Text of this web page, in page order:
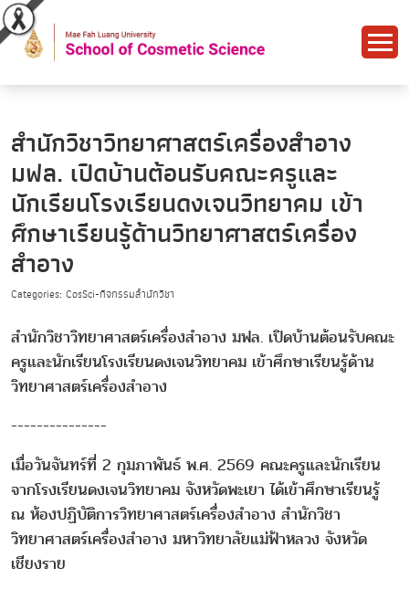
สำนักวิชาวิทยาศาสตร์เครื่องสำอาง
มฟล. เปิดบ้านต้อนรับคณะครูและ
นักเรียนโรงเรียนดงเจนวิทยาคม เข้า
ศึกษาเรียนรู้ด้านวิทยาศาสตร์เครื่อง
สำอาง
Categories: CosSci-กิจกรรมสำนักวิชา
สำนักวิชาวิทยาศาสตร์เครื่องสำอาง มฟล. เปิดบ้านต้อนรับคณะ
ครูและนักเรียนโรงเรียนดงเจนวิทยาคม เข้าศึกษาเรียนรู้ด้าน
วิทยาศาสตร์เครื่องสำอาง
---------------
เมื่อวันจันทร์ที่ 2 กุมภาพันธ์ พ.ศ. 2569 คณะครูและนักเรียน
จากโรงเรียนดงเจนวิทยาคม จังหวัดพะเยา ได้เข้าศึกษาเรียนรู้
ณ ห้องปฏิบัติการวิทยาศาสตร์เครื่องสำอาง สำนักวิชา
วิทยาศาสตร์เครื่องสำอาง มหาวิทยาลัยแม่ฟ้าหลวง จังหวัด
เชียงราย